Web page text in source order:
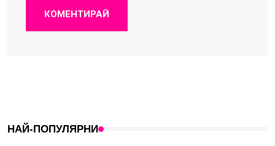
КОМЕНТИРАЙ
НАЙ-ПОПУЛЯРНИ